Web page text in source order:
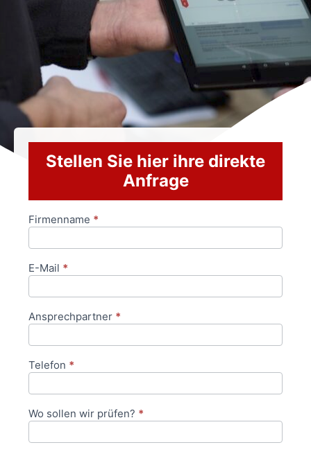
Stellen Sie hier ihre direkte
Anfrage
Anfrageformular
Firmenname *
E-Mail *
Ansprechpartner *
Telefon *
Wo sollen wir prüfen? *